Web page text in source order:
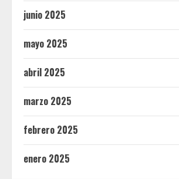
junio 2025
mayo 2025
abril 2025
marzo 2025
febrero 2025
enero 2025